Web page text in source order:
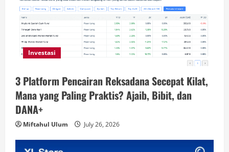
Investasi
3 Platform Pencairan Reksadana Secepat Kilat,
Mana yang Paling Praktis? Ajaib, Bibit, dan
DANA+
Miftahul Ulum July 26, 2026